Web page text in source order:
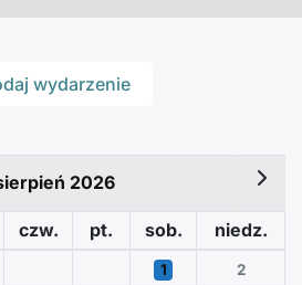
wydarzenie
2026
czw. pt. sob. niedz.
1 2